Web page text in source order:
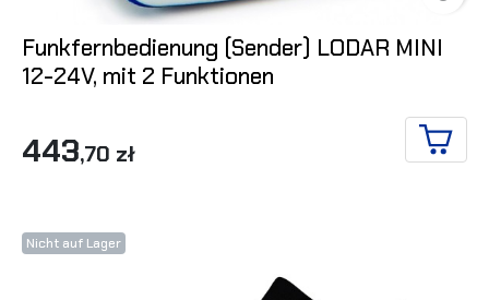
Funkfernbedienung (Sender) LODAR MINI
12-24V, mit 2 Funktionen
443,70 zł IN
Nicht auf Lager